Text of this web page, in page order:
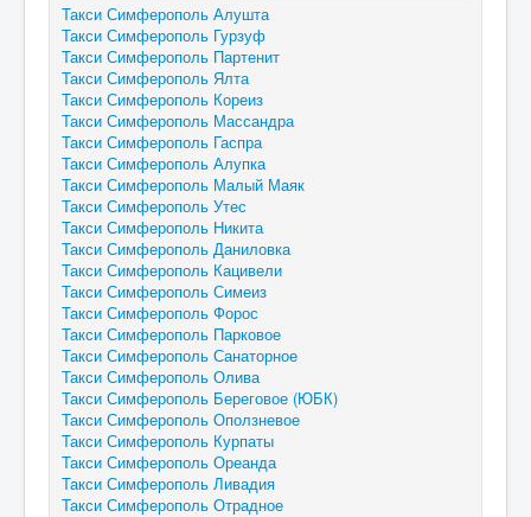
Такси Симферополь Алушта
Такси Симферополь Гурзуф
Такси Симферополь Партенит
Такси Симферополь Ялта
Такси Симферополь Кореиз
Такси Симферополь Массандра
Такси Симферополь Гаспра
Такси Симферополь Алупка
Такси Симферополь Малый Маяк
Такси Симферополь Утес
Такси Симферополь Никита
Такси Симферополь Даниловка
Такси Симферополь Кацивели
Такси Симферополь Симеиз
Такси Симферополь Форос
Такси Симферополь Парковое
Такси Симферополь Санаторное
Такси Симферополь Олива
Такси Симферополь Береговое (ЮБК)
Такси Симферополь Оползневое
Такси Симферополь Курпаты
Такси Симферополь Ореанда
Такси Симферополь Ливадия
Такси Симферополь Отрадное